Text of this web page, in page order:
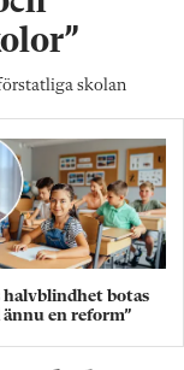
skolan
halvblindhet botas
en reform”